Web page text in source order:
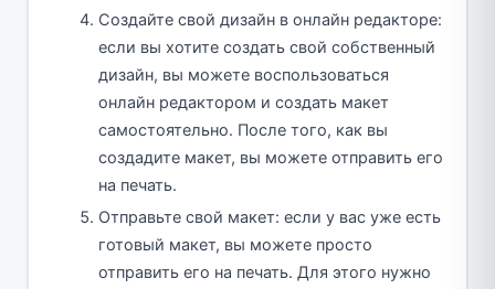
Создайте свой дизайн в онлайн редакторе:
если вы хотите создать свой собственный
дизайн, вы можете воспользоваться
онлайн редактором и создать макет
самостоятельно. После того, как вы
создадите макет, вы можете отправить его
на печать.
Отправьте свой макет: если у вас уже есть
готовый макет, вы можете просто
отправить его на печать. Для этого нужно